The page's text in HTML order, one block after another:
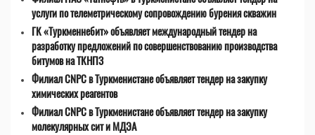
услуги по телеметрическому сопровождению бурения скважин
ГК «Туркменнебит» объявляет международный тендер на
разработку предложений по совершенствованию производства
битумов на ТКНПЗ
Филиал CNPC в Туркменистане объявляет тендер на закупку
химических реагентов
Филиал CNPC в Туркменистане объявляет тендер на закупку
молекулярных сит и МДЭА